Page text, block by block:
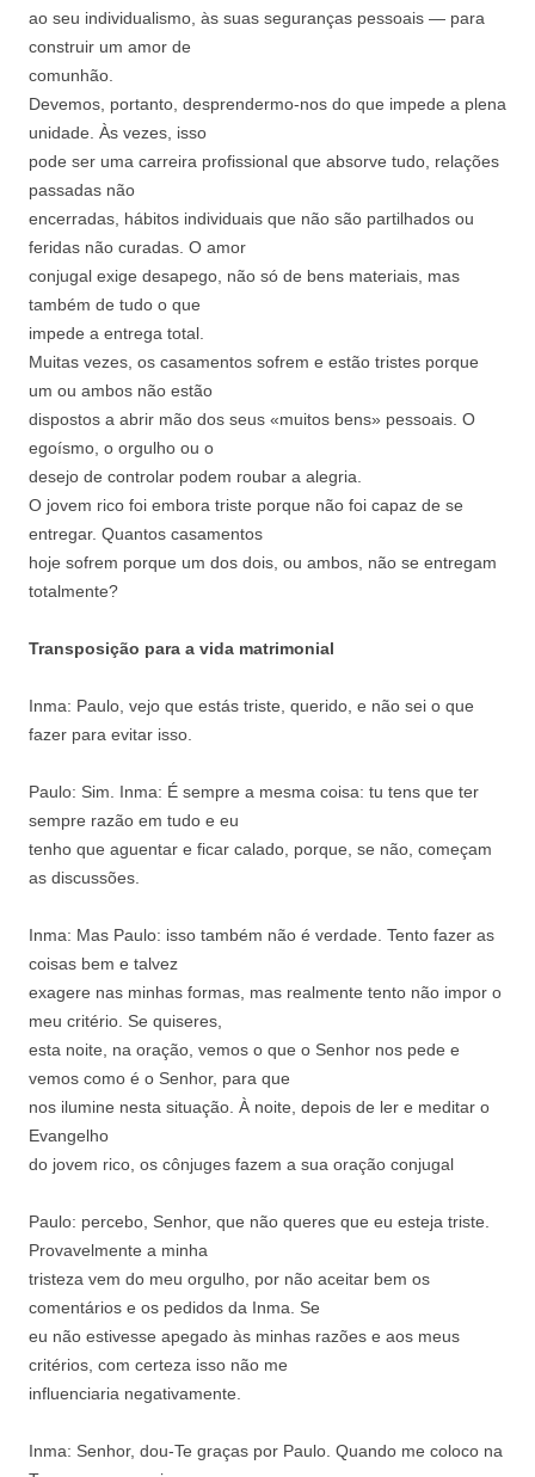
ao seu individualismo, às suas seguranças pessoais — para
construir um amor de
comunhão.
Devemos, portanto, desprendermo-nos do que impede a plena
unidade. Às vezes, isso
pode ser uma carreira profissional que absorve tudo, relações
passadas não
encerradas, hábitos individuais que não são partilhados ou
feridas não curadas. O amor
conjugal exige desapego, não só de bens materiais, mas
também de tudo o que
impede a entrega total.
Muitas vezes, os casamentos sofrem e estão tristes porque
um ou ambos não estão
dispostos a abrir mão dos seus «muitos bens» pessoais. O
egoísmo, o orgulho ou o
desejo de controlar podem roubar a alegria.
O jovem rico foi embora triste porque não foi capaz de se
entregar. Quantos casamentos
hoje sofrem porque um dos dois, ou ambos, não se entregam
totalmente?
Transposição para a vida matrimonial
Inma: Paulo, vejo que estás triste, querido, e não sei o que
fazer para evitar isso.
Paulo: Sim. Inma: É sempre a mesma coisa: tu tens que ter
sempre razão em tudo e eu
tenho que aguentar e ficar calado, porque, se não, começam
as discussões.
Inma: Mas Paulo: isso também não é verdade. Tento fazer as
coisas bem e talvez
exagere nas minhas formas, mas realmente tento não impor o
meu critério. Se quiseres,
esta noite, na oração, vemos o que o Senhor nos pede e
vemos como é o Senhor, para que
nos ilumine nesta situação. À noite, depois de ler e meditar o
Evangelho
do jovem rico, os cônjuges fazem a sua oração conjugal
Paulo: percebo, Senhor, que não queres que eu esteja triste.
Provavelmente a minha
tristeza vem do meu orgulho, por não aceitar bem os
comentários e os pedidos da Inma. Se
eu não estivesse apegado às minhas razões e aos meus
critérios, com certeza isso não me
influenciaria negativamente.
Inma: Senhor, dou-Te graças por Paulo. Quando me coloco na